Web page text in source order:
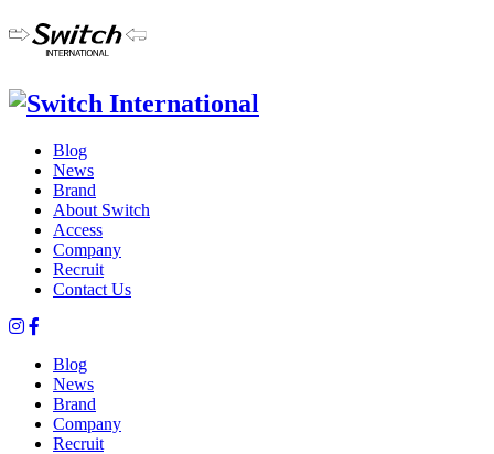
Blog
News
Brand
About Switch
Access
Company
Recruit
Contact Us
Blog
News
Brand
Company
Recruit